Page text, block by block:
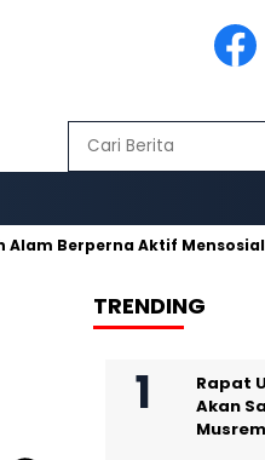
Aktif
TRENDING
Rapat
Akan